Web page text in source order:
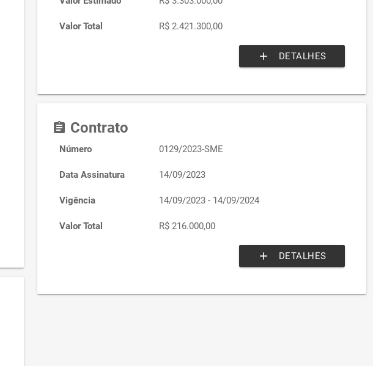
Valor Total R$ 2.421.300,00
add DETALHES
assignment Contrato
Número 0129/2023-SME
Data Assinatura 14/09/2023
Vigência 14/09/2023 - 14/09/2024
Valor Total R$ 216.000,00
add DETALHES